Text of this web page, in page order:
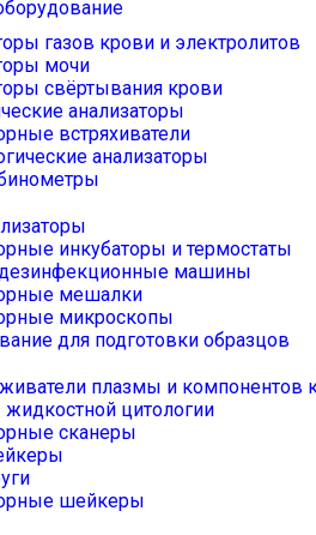
газов крови и электролитов
мочи
свёртывания крови
анализаторы
встряхиватели
анализаторы
инкубаторы и термостаты
машины
мешалки
микроскопы
для подготовки образцов
плазмы и компонентов
цитологии
сканеры
шейкеры